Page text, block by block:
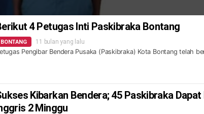
4 Petugas Inti Paskibraka Bontang
BONTANG 11 bulan yang lalu
Pengibar Bendera Pusaka (Paskibraka) Kota Bontang telah
Kibarkan Bendera; 45 Paskibraka
2 Minggu